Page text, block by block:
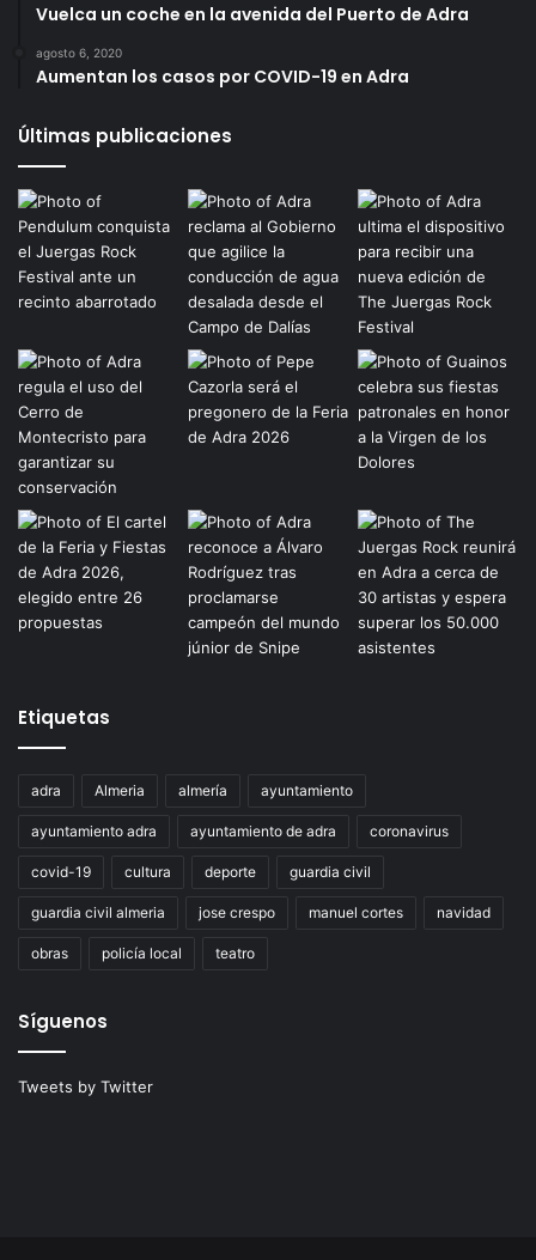
Vuelca un coche en la avenida del Puerto de Adra
agosto 6, 2020
Aumentan los casos por COVID-19 en Adra
Últimas publicaciones
Etiquetas
adra Almeria almería ayuntamiento
ayuntamiento adra ayuntamiento de adra coronavirus
covid-19 cultura deporte guardia civil
guardia civil almeria jose crespo manuel cortes navidad
obras policía local teatro
Síguenos
Tweets by Twitter